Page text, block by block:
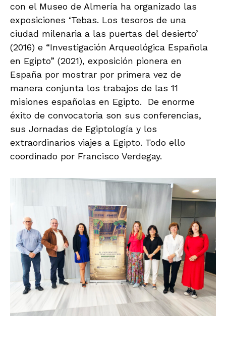
con el Museo de Almería ha organizado las
exposiciones ‘Tebas. Los tesoros de una
ciudad milenaria a las puertas del desierto’
(2016) e “Investigación Arqueológica Española
en Egipto” (2021), exposición pionera en
España por mostrar por primera vez de
manera conjunta los trabajos de las 11
misiones españolas en Egipto. De enorme
éxito de convocatoria son sus conferencias,
sus Jornadas de Egiptología y los
extraordinarios viajes a Egipto. Todo ello
coordinado por Francisco Verdegay.